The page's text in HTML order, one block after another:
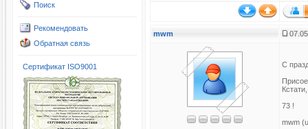
Поиск
Рекомендовать
Обратная связь
Сертификат ISO9001
mwm
С
73 !
mwm